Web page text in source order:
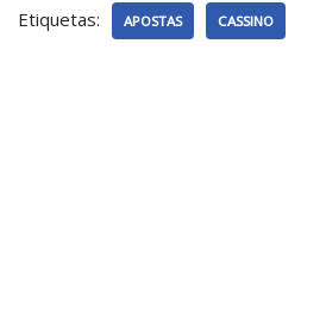
Etiquetas: APOSTAS CASSINO